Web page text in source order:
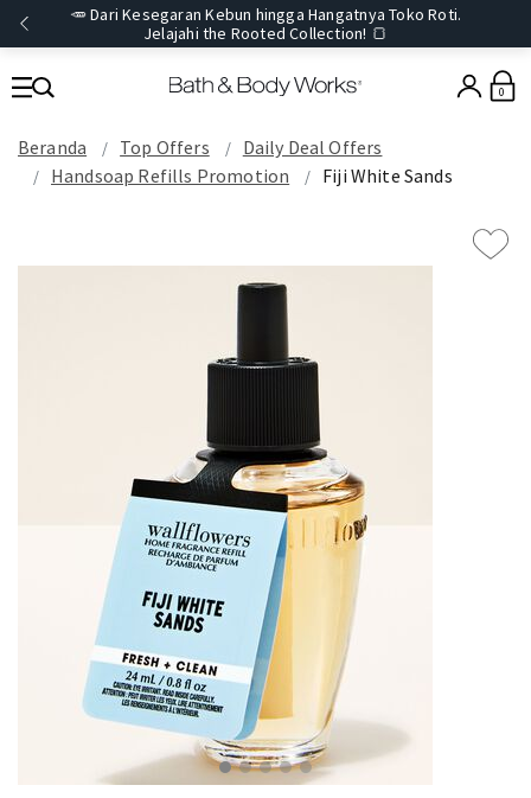
🥕 Dari Kesegaran Kebun hingga Hangatnya Toko Roti.
Jelajahi the Rooted Collection! 🍞
0
Beranda Top Offers
Daily Deal Offers
Handsoap Refills Promotion
Fiji White Sands